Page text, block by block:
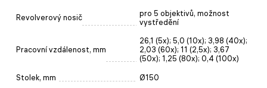
Revolverový nosič
pro 5 objektivů, možnost
vystředění
Pracovní vzdálenost, mm
26,1 (5x); 5,0 (10x); 3,98 (40x);
2,03 (60x); 11 (2,5x); 3,67
(50x); 1,25 (80x); 0,4 (100x)
Stolek, mm Ø150